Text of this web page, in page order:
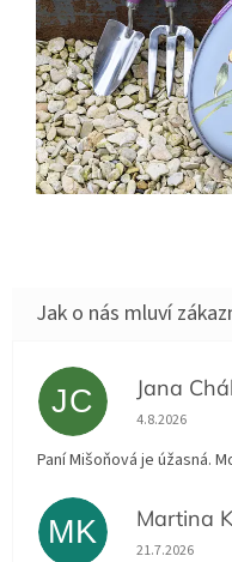
JC Jana
Hodnocení
4.8.2026
Paní Mišoňová je úžasná.
MK Martina
Hodnocení
21.7.2026